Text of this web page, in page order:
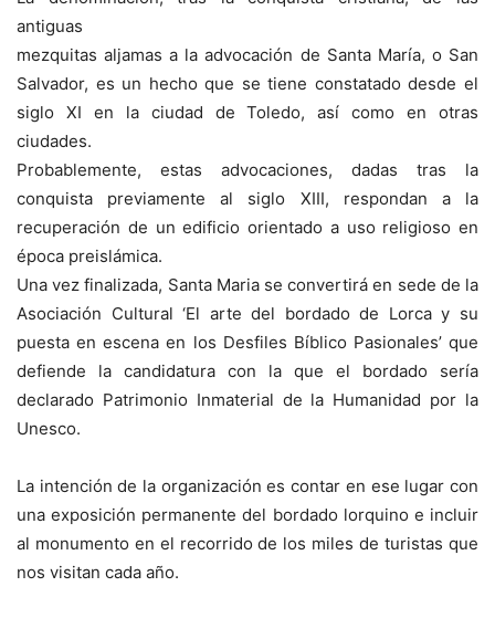
antiguas
mezquitas aljamas a la advocación de Santa María, o San
Salvador, es un hecho que se tiene constatado desde el
siglo XI en la ciudad de Toledo, así como en otras
ciudades.
Probablemente, estas advocaciones, dadas tras la
conquista previamente al siglo XIII, respondan a la
recuperación de un edificio orientado a uso religioso en
época preislámica.
Una vez finalizada, Santa Maria se convertirá en sede de la
Asociación Cultural ‘El arte del bordado de Lorca y su
puesta en escena en los Desfiles Bíblico Pasionales’ que
defiende la candidatura con la que el bordado sería
declarado Patrimonio Inmaterial de la Humanidad por la
Unesco.
La intención de la organización es contar en ese lugar con
una exposición permanente del bordado lorquino e incluir
al monumento en el recorrido de los miles de turistas que
nos visitan cada año.